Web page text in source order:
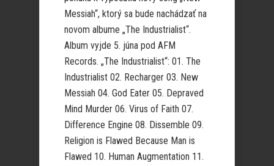
Messiah“, ktorý sa bude nachádzať na
novom albume „The Industrialist“.
Album vyjde 5. júna pod AFM
Records. „The Industrialist“: 01. The
Industrialist 02. Recharger 03. New
Messiah 04. God Eater 05. Depraved
Mind Murder 06. Virus of Faith 07.
Difference Engine 08. Dissemble 09.
Religion is Flawed Because Man is
Flawed 10. Human Augmentation 11.